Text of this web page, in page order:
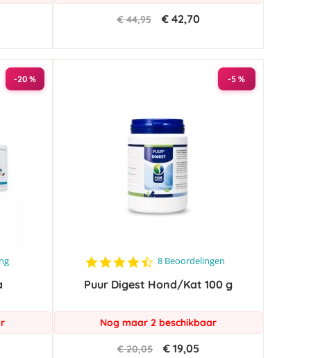
€ 44,95 € 42,70
-20 % -5 %
4.5
rating
8 Beoordelingen
Puur Digest Hond/Kat 100 g
Nog maar 2 beschikbaar
€ 20,05 € 19,05